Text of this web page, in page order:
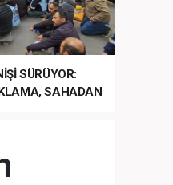
SÜRÜYOR:
SAHADAN